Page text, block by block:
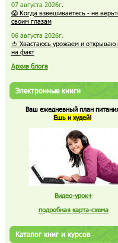
07 августа 2026г.
😱 Когда взвешиваетесь - не
своим глазам
06 августа 2026г.
🍅 Хвастаюсь урожаем и открываю
на факт
Архив блога
Электронные книги
Ваш ежедневный план
Ешь и худей!
Видео-урок+
подробная карта-схема
Каталог книг и курсов